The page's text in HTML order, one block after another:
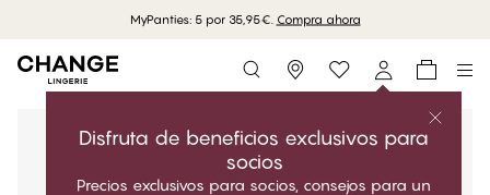
MyPanties: 5 por 35,95€. Compra ahora
Storefinder
Disfruta de beneficios exclusivos para
socios
Precios exclusivos para socios, consejos para un